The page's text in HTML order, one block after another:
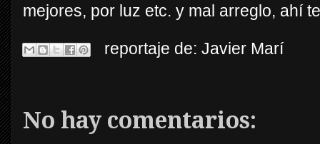
mejores, por luz etc. y mal arreglo, ahí
reportaje de: Javier Marí
No hay comentarios: